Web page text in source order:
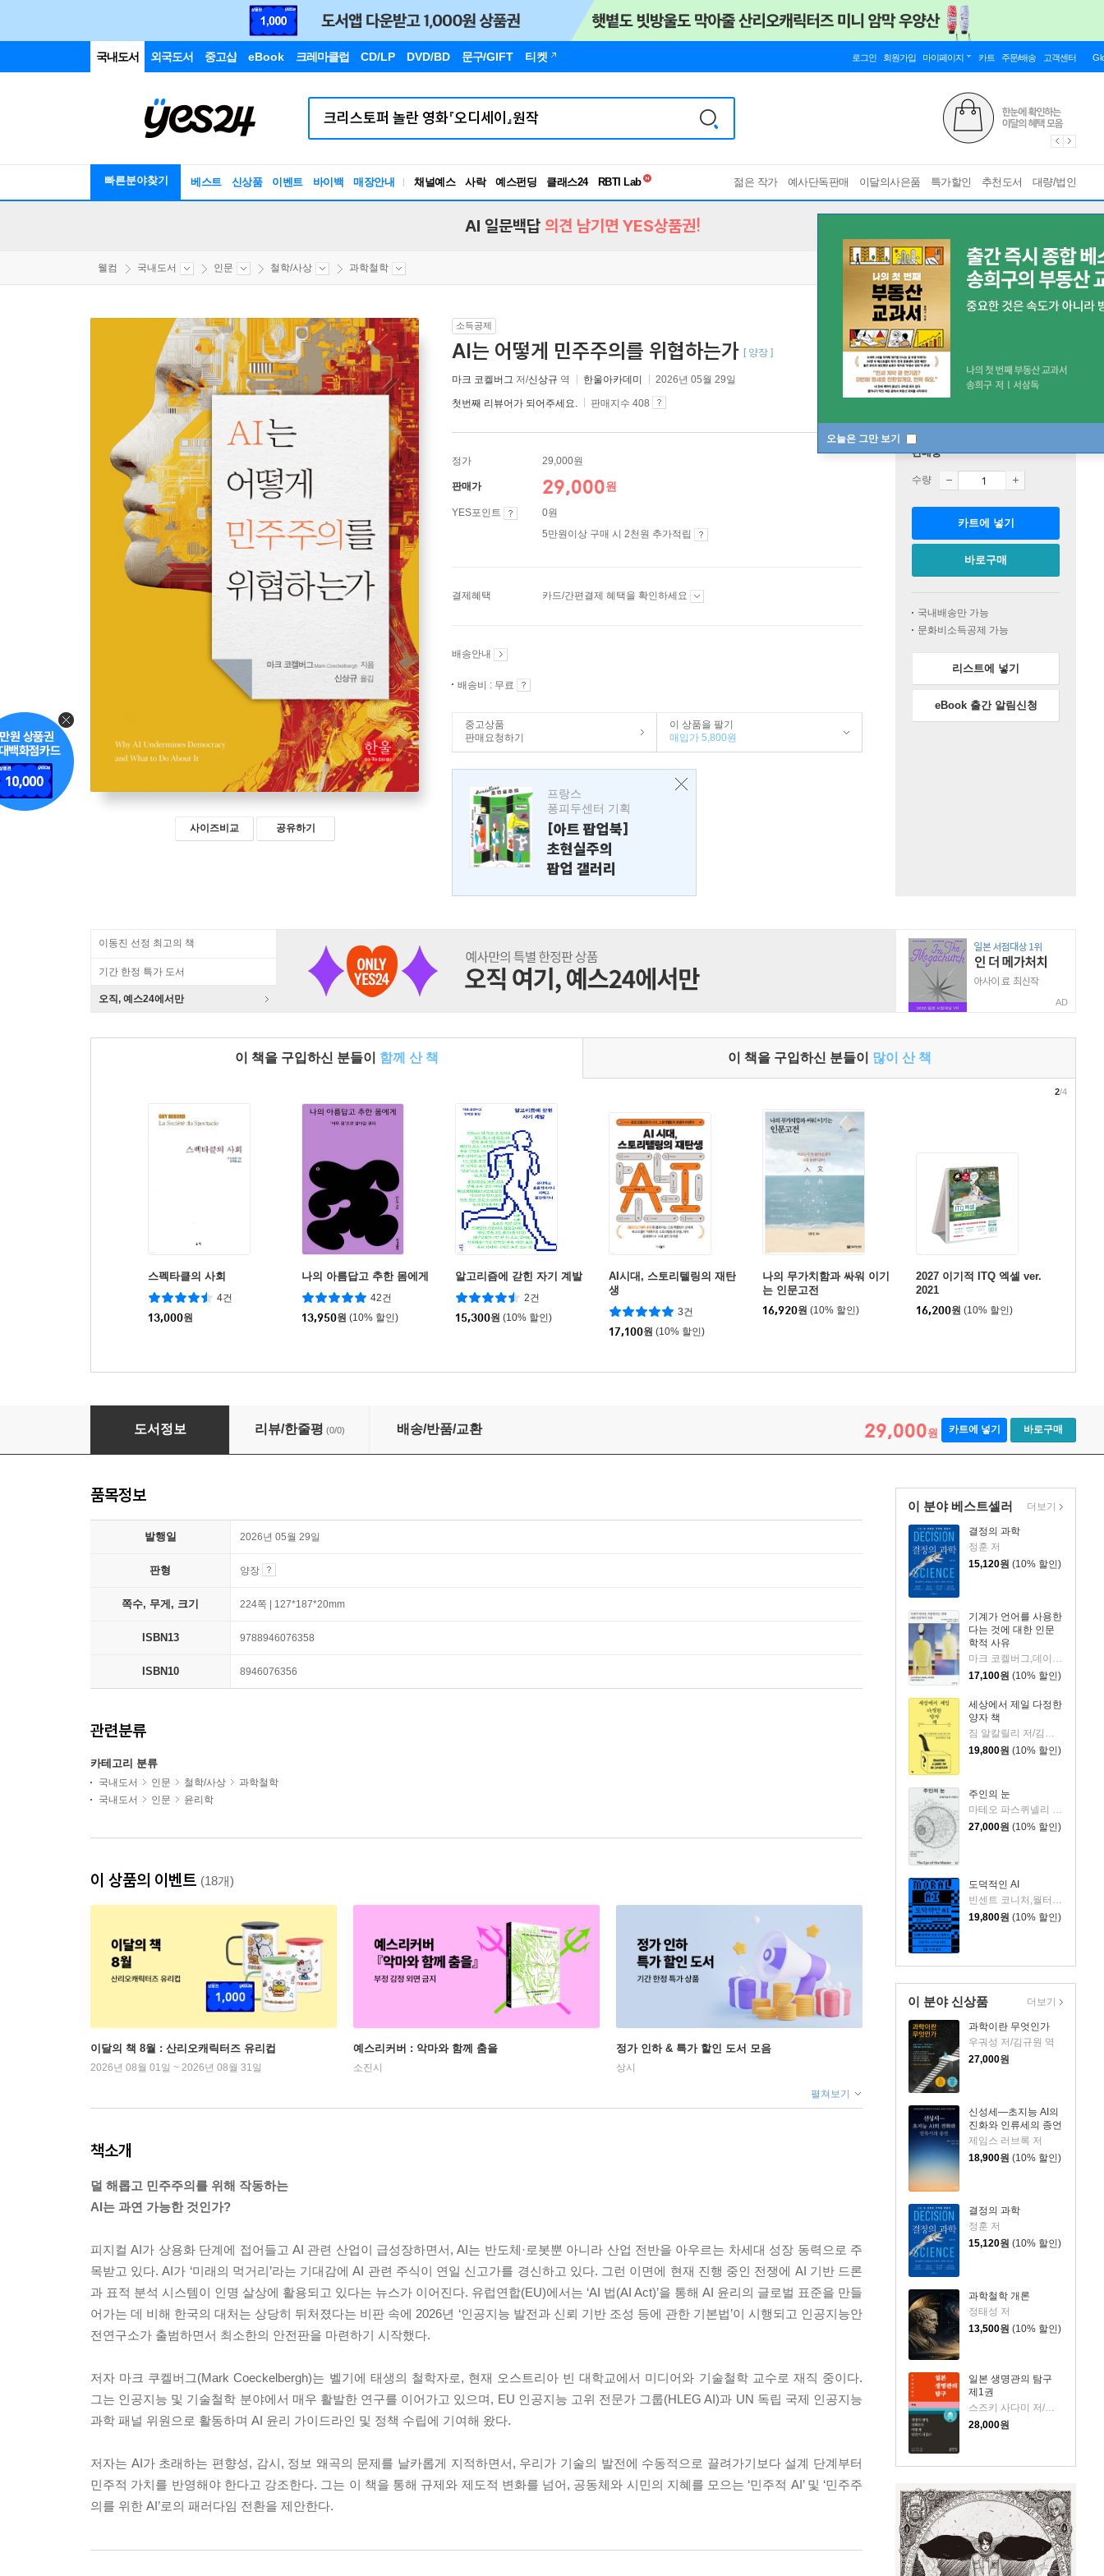
국내도서 외국도서 중고샵 eBook 크레마클럽 CD/LP DVD/BD 문구/GIFT 티켓 로그인 회원가입 마이페이지 카트 주문/배송 고객센터
빠른분야찾기 베스트 신상품 이벤트 바이백 매장안내 채널예스 사락 예스펀딩 클래스24
독서유형검사
젊은 작가 예사단독판매 이달의사은품 특가할인 추천도서 대량/법인
오늘은 그만 보기
AI 일문백답 의견 남기면 YES상품권!
웰컴 국내도서 인문 철학/사상 과학철학
사이즈비교 공유하기
소득공제
AI는 어떻게 민주주의를 위협하는가 [ 양장 ]
마크 코켈버그 저/신상규 역 한울아카데미 2026년 05월 29일
첫번째 리뷰어가 되어주세요. 판매지수 408
정가 29,000원
판매가 29,000원
YES포인트
0원
5만원이상 구매 시 2천원 추가적립
결제혜택 카드/간편결제 혜택을 확인하세요
배송안내
배송비 : 무료
중고상품
판매요청하기
이 상품을 팔기
매입가 5,800원
프랑스
퐁피두센터 기획
[아트 팝업북]
초현실주의
팝업 갤러리
판매중
수량
카트에 넣기
바로구매
국내배송만 가능
문화비소득공제 가능
리스트에 넣기
eBook 출간 알림신청
이동진 선정 최고의 책
기간 한정 특가 도서
오직, 예스24에서만 AD
이 책을 구입하신 분들이 함께 산 책 이 책을 구입하신 분들이 많이 산 책
스펙타클의 사회
4건
13,000원
나의 아름답고 추한 몸에게
42건
13,950원 (10% 할인)
알고리즘에 갇힌 자기 계발
2건
15,300원 (10% 할인)
AI시대, 스토리텔링의 재탄
생
3건
17,100원 (10% 할인)
나의 무가치함과 싸워 이기
는 인문고전
16,920원 (10% 할인)
2027 이기적 ITQ 엑셀 ver.
2021
16,200원 (10% 할인)
2/4
AI는 어떻게 민주주의를 위협하는가
도서정보 리뷰/한줄평 (0/0) 배송/반품/교환 29,000원 카트에 넣기 바로구매
이 분야 베스트셀러
결정의 과학
정훈 저
15,120원 (10% 할인)
기계가 언어를 사용한
다는 것에 대한 인문
학적 사유
마크 코켈버그,데이비드 J. 건컬 저/신동숙 역/손화철 감수
17,100원 (10% 할인)
세상에서 제일 다정한
양자 책
19,800원 (10% 할인)
주인의 눈
마테오 파스퀴넬리 저/김상민 역/이광석 해제
27,000원 (10% 할인)
도덕적인 AI
19,800원 (10% 할인)
더보기
이 분야 신상품
과학이란 무엇인가
우궈성 저/김규원 역
27,000원
신성세―초지능 AI의
진화와 인류세의 종언
제임스 러브록 저
18,900원 (10% 할인)
결정의 과학
정훈 저
15,120원 (10% 할인)
과학철학 개론
정태성 저
13,500원 (10% 할인)
일본 생명관의 탐구
제1권
28,000원
더보기
품목정보
발행일 2026년 05월 29일
판형 양장
쪽수, 무게, 크기 224쪽 | 127*187*20mm
ISBN13 9788946076358
ISBN10 8946076356
관련분류
카테고리 분류
국내도서 인문 철학/사상
과학철학
국내도서
인문 윤리학
이 상품의 이벤트 (18개)
이달의 책 8월 : 산리오캐릭터즈 유리컵
2026년 08월 01일 ~ 2026년 08월 31일
예스리커버 : 악마와 함께 춤을
소진시
정가 인하 & 특가 할인 도서 모음
상시
펼쳐보기
책소개
덜 해롭고 민주주의를 위해 작동하는
AI는 과연 가능한 것인가?
피지컬 AI가 상용화 단계에 접어들고 AI 관련 산업이 급성장하면서, AI는 반도체·로봇뿐 아니라 산업 전반을 아우르는 차세대 성장 동력으로 주
목받고 있다. AI가 ‘미래의 먹거리’라는 기대감에 AI 관련 주식이 연일 신고가를 경신하고 있다. 그런 이면에 현재 진행 중인 전쟁에 AI 기반 드론
과 표적 분석 시스템이 인명 살상에 활용되고 있다는 뉴스가 이어진다. 유럽연합(EU)에서는 ‘AI 법(AI Act)’을 통해 AI 윤리의 글로벌 표준을 만들
어가는 데 비해 한국의 대처는 상당히 뒤처졌다는 비판 속에 2026년 ‘인공지능 발전과 신뢰 기반 조성 등에 관한 기본법’이 시행되고 인공지능안
전연구소가 출범하면서 최소한의 안전판을 마련하기 시작했다.
저자 마크 쿠켈버그(Mark Coeckelbergh)는 벨기에 태생의 철학자로, 현재 오스트리아 빈 대학교에서 미디어와 기술철학 교수로 재직 중이다.
그는 인공지능 및 기술철학 분야에서 매우 활발한 연구를 이어가고 있으며, EU 인공지능 고위 전문가 그룹(HLEG AI)과 UN 독립 국제 인공지능
과학 패널 위원으로 활동하며 AI 윤리 가이드라인 및 정책 수립에 기여해 왔다.
저자는 AI가 초래하는 편향성, 감시, 정보 왜곡의 문제를 날카롭게 지적하면서, 우리가 기술의 발전에 수동적으로 끌려가기보다 설계 단계부터
민주적 가치를 반영해야 한다고 강조한다. 그는 이 책을 통해 규제와 제도적 변화를 넘어, 공동체와 시민의 지혜를 모으는 ‘민주적 AI’ 및 ‘민주주
의를 위한 AI’로의 패러다임 전환을 제안한다.